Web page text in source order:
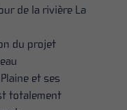
de la rivière La
du projet
et ses
totalement